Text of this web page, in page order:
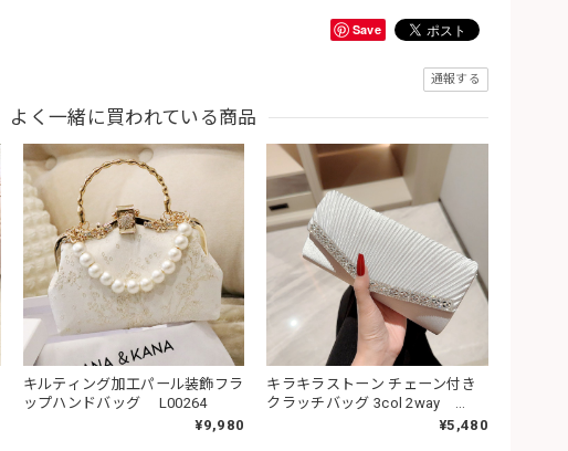
Save
通報する
よく一緒に買われている商品
キルティング加工パール装飾フラ
ップハンドバッグ L00264
¥9,980
キラキラストーン チェーン付き
クラッチバッグ 3col 2way
¥5,480